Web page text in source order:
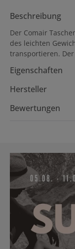
Beschreibung
Der Comair
des leichten
transportieren.
Eigenschaften
Hersteller
Bewertungen